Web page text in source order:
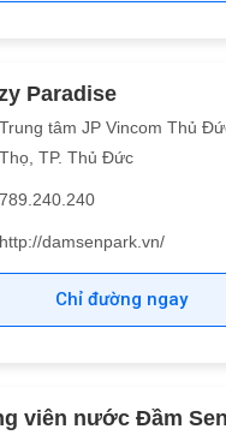
Paradise
tâm JP Vincom Thủ
TP. Thủ Đức
damsenpark.vn/
Chỉ đường ngay
viên nước Đầm Sen